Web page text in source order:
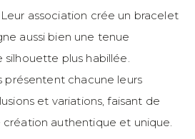
association crée un bracelet
aussi bien une tenue
plus habillée.
présentent chacune leurs
et variations, faisant de
authentique et unique.